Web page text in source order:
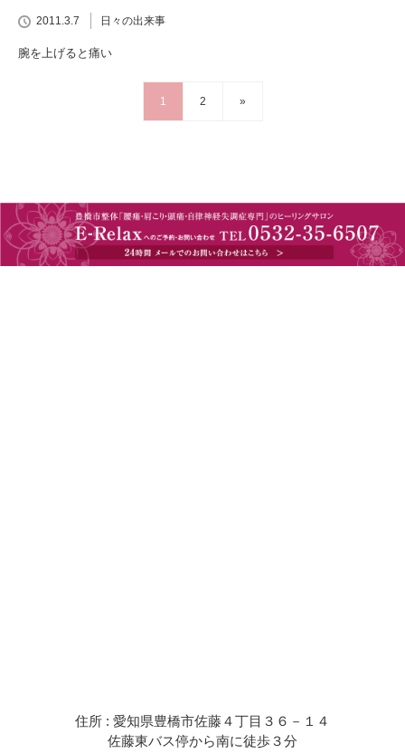
2011.3.7 日々の出来事
腕を上げると痛い
1 2 »
住所 : 愛知県豊橋市佐藤４丁目３６－１４
佐藤東バス停から南に徒歩３分